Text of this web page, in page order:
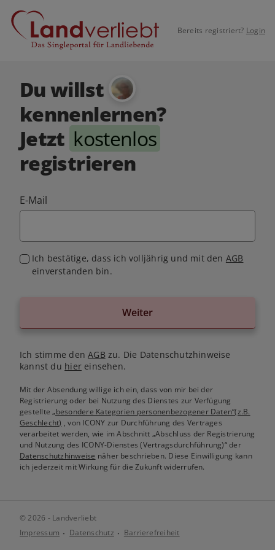
Bereits registriert? Login
Du willst
kennenlernen?
Jetzt kostenlos
registrieren
E-Mail
Ich bestätige, dass ich volljährig und mit den AGB
einverstanden bin.
Weiter
Ich stimme denAGB zu. Die Datenschutzhinweise
kannst du hiereinsehen.
Mit der Absendung willige ich ein, dass von mir bei der
Registrierung oder bei Nutzung des Dienstes zur Verfügung
gestellte„besondere Kategorien personenbezogener Daten“(z.B.
Geschlecht) , von ICONY zur Durchführung des Vertrages
verarbeitet werden, wie im Abschnitt „Abschluss der Registrierung
und Nutzung des ICONY-Dienstes (Vertragsdurchführung)“ der
Datenschutzhinweise näher beschrieben. Diese Einwilligung kann
ich jederzeit mit Wirkung für die Zukunft widerrufen.
© 2026 - Landverliebt
Impressum
Datenschutz Barrierefreiheit